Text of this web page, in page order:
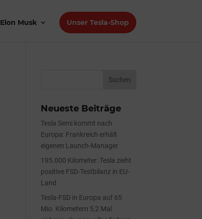
Elon Musk Unser Tesla-Shop
Neueste Beiträge
Tesla Semi kommt nach
Europa: Frankreich erhält
eigenen Launch-Manager
195.000 Kilometer: Tesla zieht
positive FSD-Testbilanz in EU-
Land
Tesla-FSD in Europa auf 65
Mio. Kilometern 5,2 Mal